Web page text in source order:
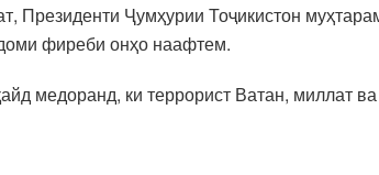
Президенти Ҷумҳурии Тоҷикистон
фиреби онҳо наафтем.
медоранд, ки террорист Ватан, миллат